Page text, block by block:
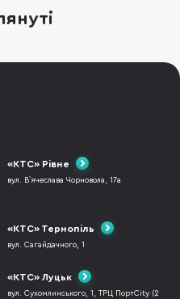
й стрімити ігри на популярні
«КТС» Рівне
вул. В`ячеслава Чорновола, 17а
«КТС» Тернопіль
вул. Сагайдачного, 1
«КТС» Луцьк
вул. Сухомлинського, 1, ТРЦ ПортCity (2